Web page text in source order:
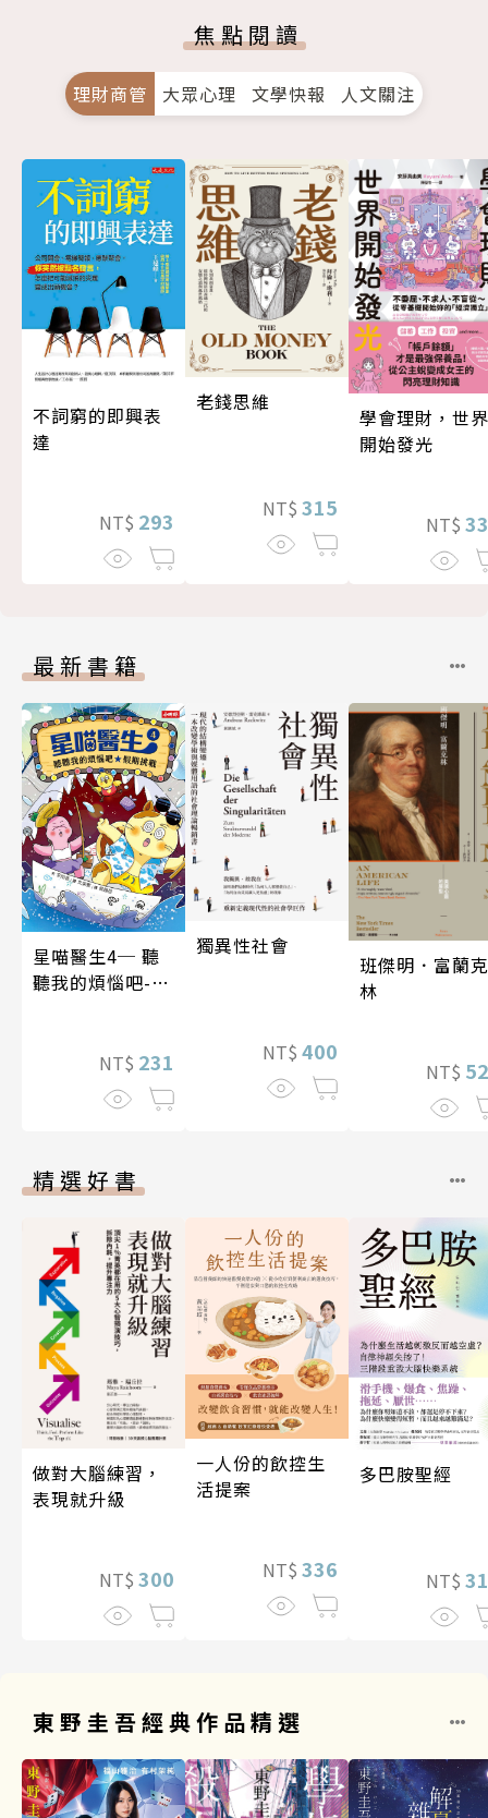
焦點閱讀
理財商管 大眾心理 文學快報 人文關注
不詞窮的即興表
達
NT$ 293
老錢思維
NT$ 315
學會理財，世界
開始發光
NT$
最新書籍
星喵醫生4─ 聽
聽我的煩惱吧-假
NT$ 231
獨異性社會
NT$ 400
班傑明．富蘭克
林
NT$
精選好書
做對大腦練習，
表現就升級
NT$ 300
一人份的飲控生
活提案
NT$ 336
多巴胺聖經
NT$
東野圭吾經典作品精選